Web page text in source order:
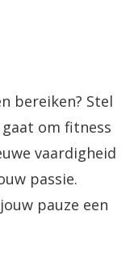
bereiken? Stel
om fitness
vaardigheid
passie.
pauze een